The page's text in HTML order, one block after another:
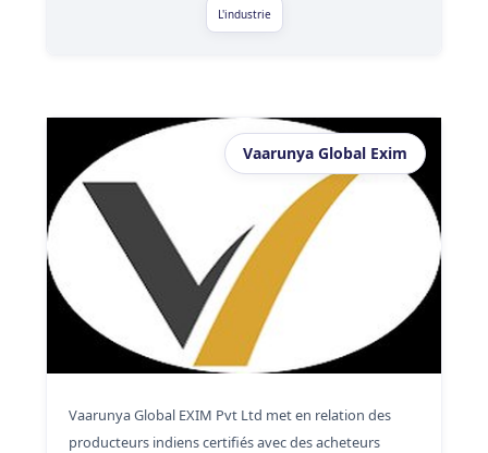
L'industrie
Vaarunya Global Exim
Vaarunya Global EXIM Pvt Ltd met en relation des
producteurs indiens certifiés avec des acheteurs